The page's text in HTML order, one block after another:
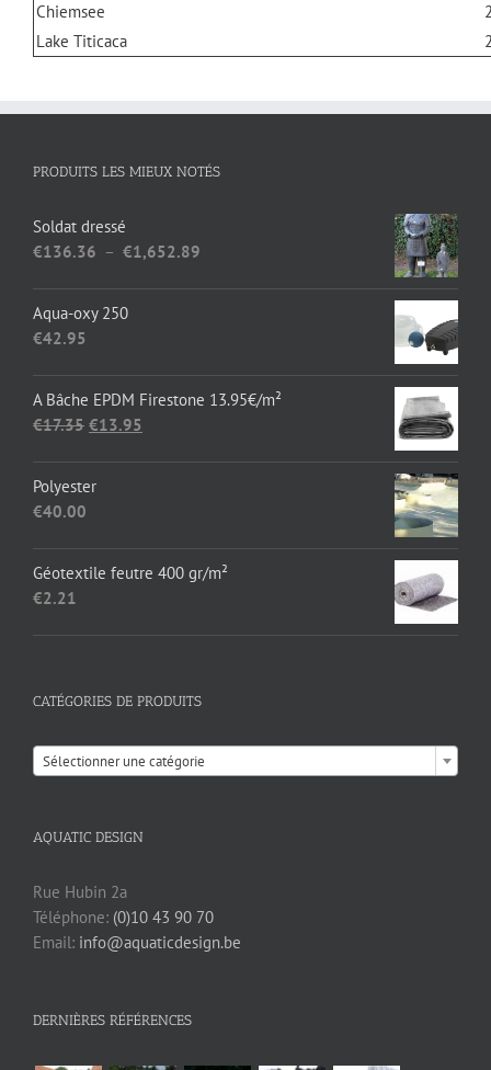
Chiemsee
Lake Titicaca
PRODUITS LES MIEUX NOTÉS
Soldat dressé
€136.36 – €1,652.89
€1,652.89
Aqua-oxy 250
€42.95
A Bâche EPDM Firestone 13.95€/m²
€17.35 Le
€13.95
Polyester
€40.00
Géotextile feutre 400 gr/m²
€2.21
CATÉGORIES DE PRODUITS
Sélectionner une catégorie
AQUATIC DESIGN
Rue Hubin 2a
Téléphone: (0)10 43 90 70
Email: info@aquaticdesign.be
DERNIÈRES RÉFÉRENCES